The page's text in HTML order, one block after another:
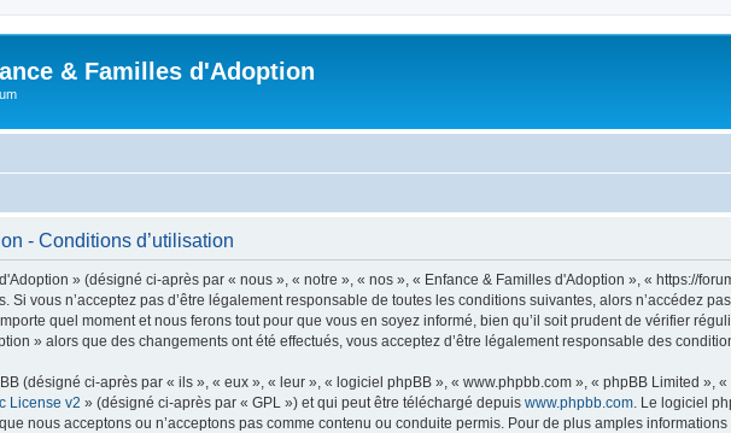
& Familles d'Adoption
- Conditions d’utilisation
» (désigné ci-après par « nous », « notre », « nos », « Enfance & Familles d'Adoption », « https://
vous n’acceptez pas d’être légalement responsable de toutes les conditions suivantes, alors n’accédez
quel moment et nous ferons tout pour que vous en soyez informé, bien qu’il soit prudent de vérifier
» alors que des changements ont été effectués, vous acceptez d’être légalement responsable des
(désigné ci-après par « ils », « eux », « leur », « logiciel phpBB », « www.phpbb.com », « phpBB Limited »,
License v2 » (désigné ci-après par « GPL ») et qui peut être téléchargé depuis www.phpbb.com . Le logiciel
nous acceptons ou n’acceptons pas comme contenu ou conduite permis. Pour de plus amples